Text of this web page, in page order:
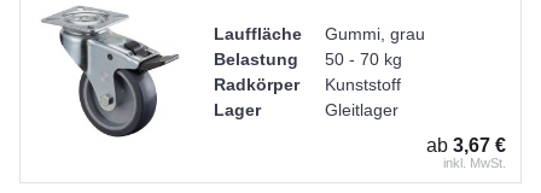
Lauffläche
Gummi, grau
Belastung
50 - 70 kg
Radkörper
Kunststoff
Lager
Gleitlager
Stahlblech verzinkt-
ab 3,67 €
inkl. MwSt.